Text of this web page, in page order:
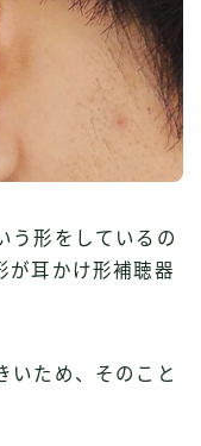
う形をしているの
が耳かけ形補聴器
いため、そのこと